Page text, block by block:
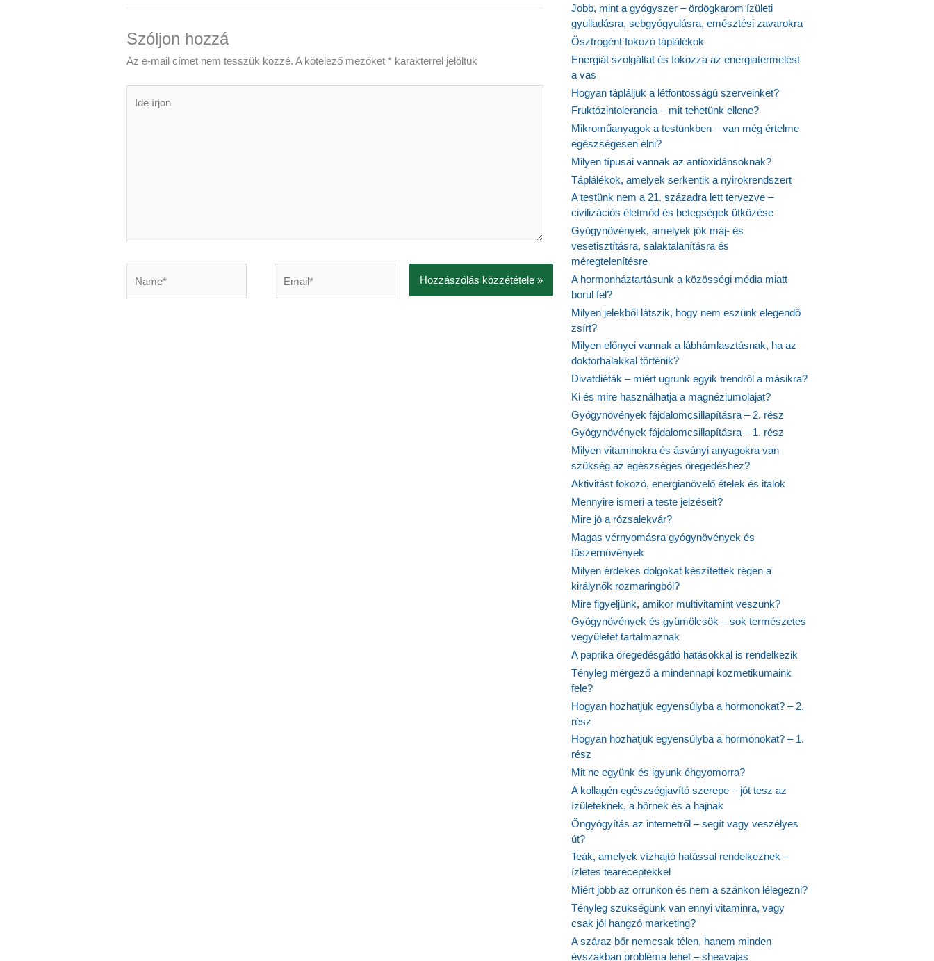
Szóljon hozzá
Az e-mail címet nem tesszük közzé. A kötelező mezőket * karakterrel jelöltük
írjon
Jobb, mint a gyógyszer – ördögkarom ízületi
gyulladásra, sebgyógyulásra, emésztési zavarokra
Ösztrogént fokozó táplálékok
Energiát szolgáltat és fokozza az energiatermelést
a vas
Hogyan tápláljuk a létfontosságú szerveinket?
Fruktózintolerancia – mit tehetünk ellene?
Mikroműanyagok a testünkben – van még értelme
egészségesen élni?
Milyen típusai vannak az antioxidánsoknak?
Táplálékok, amelyek serkentik a nyirokrendszert
A testünk nem a 21. századra lett tervezve –
civilizációs életmód és betegségek ütközése
Gyógynövények, amelyek jók máj- és
vesetisztításra, salaktalanításra és
méregtelenítésre
A hormonháztartásunk a közösségi média miatt
borul fel?
Milyen jelekből látszik, hogy nem eszünk elegendő
zsírt?
Milyen előnyei vannak a lábhámlasztásnak, ha az
doktorhalakkal történik?
Divatdiéták – miért ugrunk egyik trendről a másikra?
Ki és mire használhatja a magnéziumolajat?
Gyógynövények fájdalomcsillapításra – 2. rész
Gyógynövények fájdalomcsillapításra – 1. rész
Milyen vitaminokra és ásványi anyagokra van
szükség az egészséges öregedéshez?
Aktivitást fokozó, energianövelő ételek és italok
Mennyire ismeri a teste jelzéseit?
Mire jó a rózsalekvár?
Magas vérnyomásra gyógynövények és
fűszernövények
Milyen érdekes dolgokat készítettek régen a
királynők rozmaringból?
Mire figyeljünk, amikor multivitamint veszünk?
Gyógynövények és gyümölcsök – sok természetes
vegyületet tartalmaznak
A paprika öregedésgátló hatásokkal is rendelkezik
Tényleg mérgező a mindennapi kozmetikumaink
fele?
Hogyan hozhatjuk egyensúlyba a hormonokat? – 2.
rész
Hogyan hozhatjuk egyensúlyba a hormonokat? – 1.
rész
Mit ne együnk és igyunk éhgyomorra?
A kollagén egészségjavító szerepe – jót tesz az
ízületeknek, a bőrnek és a hajnak
Öngyógyítás az internetről – segít vagy veszélyes
út?
Teák, amelyek vízhajtó hatással rendelkeznek –
ízletes teareceptekkel
Miért jobb az orrunkon és nem a szánkon lélegezni?
Tényleg szükségünk van ennyi vitaminra, vagy
csak jól hangzó marketing?
A száraz bőr nemcsak télen, hanem minden
évszakban probléma lehet – sheavajas